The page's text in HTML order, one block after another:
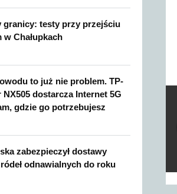
granicy: testy przy przejściu
Chałupkach
to już nie problem. TP-
NX505 dostarcza Internet 5G
gdzie go potrzebujesz
zabezpieczył dostawy
odnawialnych do roku